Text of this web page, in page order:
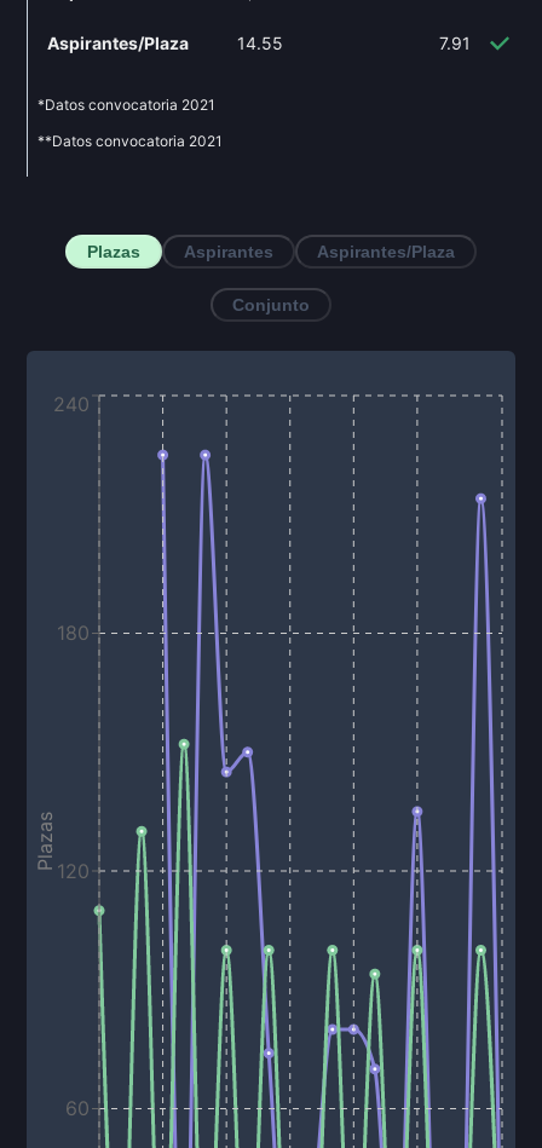
Aspirantes/Plaza 14.55 7.91
*Datos convocatoria 2021
**Datos convocatoria 2021
Plazas Aspirantes Aspirantes/Plaza
Conjunto
60
120
180
240
Plazas